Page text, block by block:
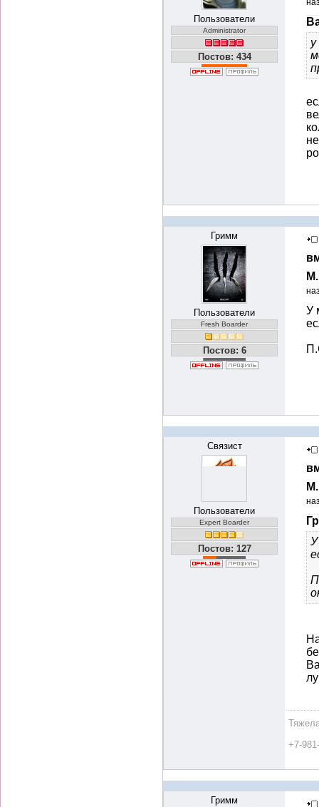
Пользователи
Administrator
Постов: 434
Гримм
Пользователи
Fresh Boarder
Постов: 6
У
Связист
Пользователи
Expert Boarder
Постов: 127
У
+7-
Гримм